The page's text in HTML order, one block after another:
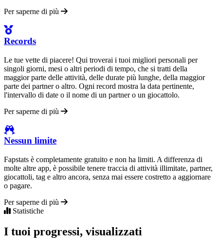
Per saperne di più
Records
Le tue vette di piacere! Qui troverai i tuoi migliori personali per
singoli giorni, mesi o altri periodi di tempo, che si tratti della
maggior parte delle attività, delle durate più lunghe, della maggior
parte dei partner o altro. Ogni record mostra la data pertinente,
l'intervallo di date o il nome di un partner o un giocattolo.
Per saperne di più
Nessun limite
Fapstats è completamente gratuito e non ha limiti. A differenza di
molte altre app, è possibile tenere traccia di attività illimitate, partner,
giocattoli, tag e altro ancora, senza mai essere costretto a aggiornare
o pagare.
Per saperne di più
Statistiche
I tuoi progressi, visualizzati